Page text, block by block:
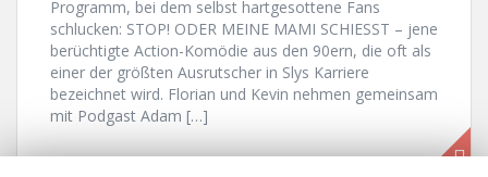
Programm, bei dem selbst hartgesottene Fans
schlucken: STOP! ODER MEINE MAMI SCHIESST – jene
berüchtigte Action-Komödie aus den 90ern, die oft als
einer der größten Ausrutscher in Slys Karriere
bezeichnet wird. Florian und Kevin nehmen gemeinsam
mit Podgast Adam […]